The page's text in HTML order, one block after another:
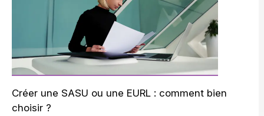
Créer une SASU ou une EURL : comment bien
choisir ?